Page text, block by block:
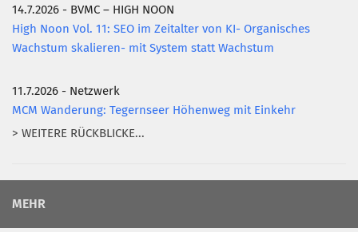
14.7.2026 - BVMC – HIGH NOON
High Noon Vol. 11: SEO im Zeitalter von KI- Organisches
Wachstum skalieren- mit System statt Wachstum
11.7.2026 - Netzwerk
MCM Wanderung: Tegernseer Höhenweg mit Einkehr
> WEITERE RÜCKBLICKE...
MEHR